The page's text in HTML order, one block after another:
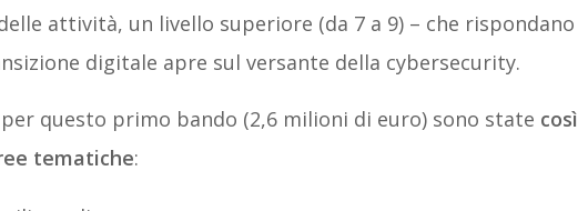
attività, un livello superiore (da 7 a 9) – che rispondano
digitale apre sul versante della cybersecurity.
questo primo bando (2,6 milioni di euro) sono state così
tematiche: